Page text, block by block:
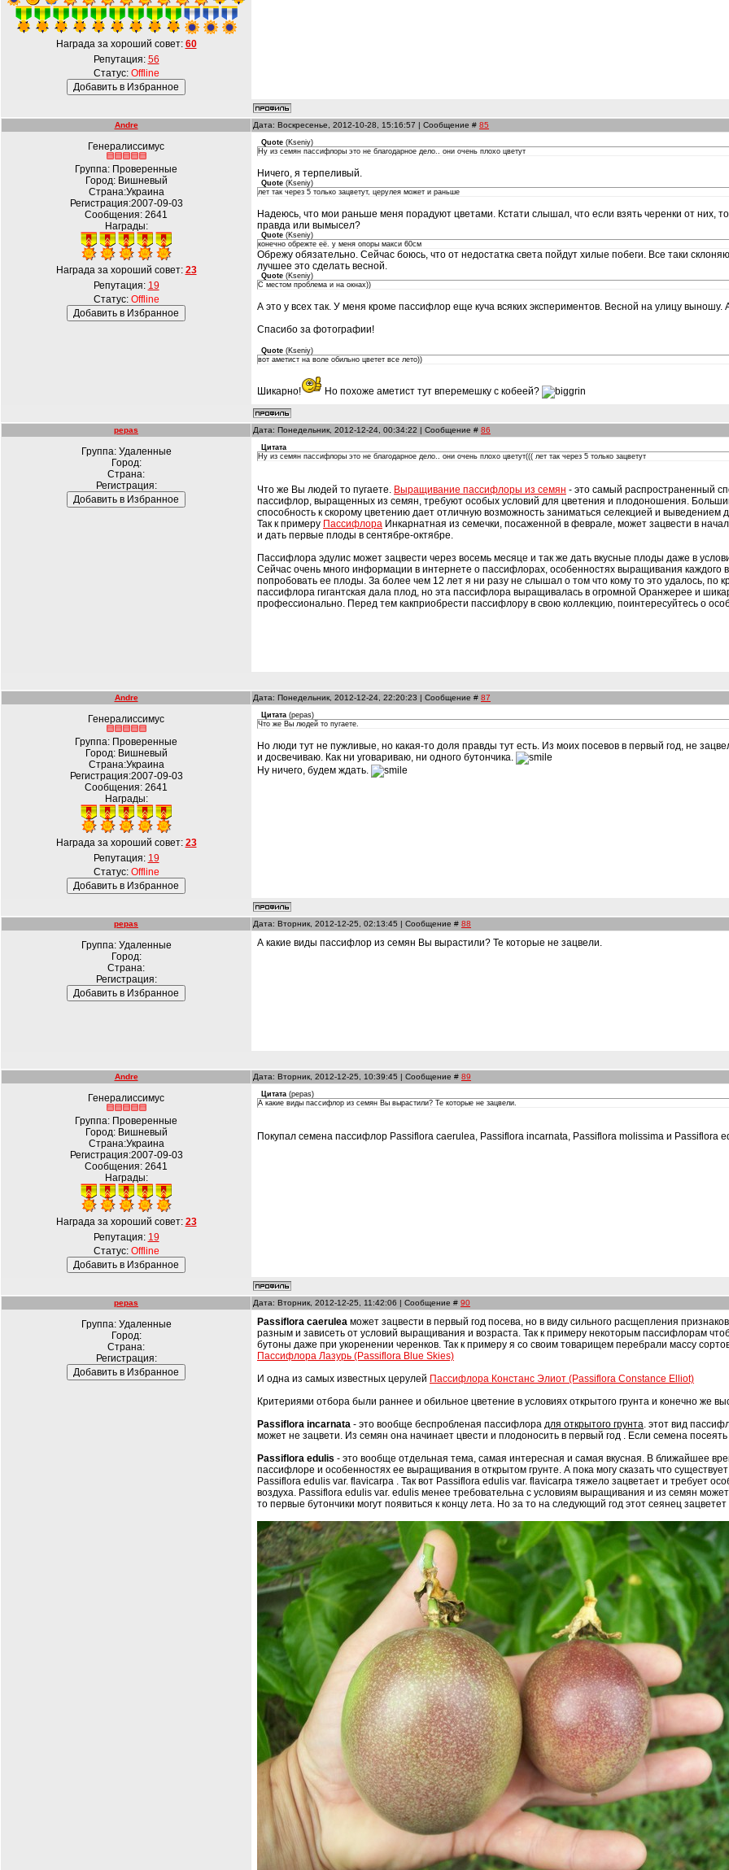
Награда за хороший совет: 60
Репутация: 56
Статус: Offline
Andre Дата: Воскресенье, 2012-10-28, 15:16:57 | Сообщение # 85
Генералиссимус
Группа: Проверенные
Город: Вишневый
Страна:Украина
Регистрация:2007-09-03
Сообщения: 2641
Награды:
Награда за хороший совет: 23
Репутация: 19
Статус: Offline
Quote (Kseniy)
Ну из семян пассифлоры это не благодарное дело.. они очень плохо цветут
Ничего, я терпеливый.
Quote (Kseniy)
лет так через 5 только зацветут, церулея может и раньше
Надеюсь, что мои раньше меня порадуют цветами. Кстати слышал, что если взять черенки от них,
правда или вымысел?
Quote (Kseniy)
конечно обрежте её. у меня опоры макси 60см
Обрежу обязательно. Сейчас боюсь, что от недостатка света пойдут хилые побеги. Все таки
лучшее это сделать весной.
Quote (Kseniy)
С местом проблема и на окнах))
А это у всех так. У меня кроме пассифлор еще куча всяких экспериментов. Весной на улицу выношу.
Спасибо за фотографии!
Quote (Kseniy)
вот аметист на воле обильно цветет все лето))
Шикарно! Но похоже аметист тут вперемешку с кобеей?
pepas Дата: Понедельник, 2012-12-24, 00:34:22 | Сообщение # 86
Группа: Удаленные
Город:
Страна:
Регистрация:
Цитата
Ну из семян пассифлоры это не благодарное дело.. они очень плохо цветут((( лет так через 5 только зацветут
Что же Вы людей то пугаете. Выращивание пассифлоры из семян - это самый распространенный
пассифлор, выращенных из семян, требуют особых условий для цветения и плодоношения.
способность к скорому цветению дает отличную возможность заниматься селекцией и
Так к примеру Пассифлора Инкарнатная из семечки, посаженной в феврале, может зацвести в
и дать первые плоды в сентябре-октябре.
Пассифлора эдулис может зацвести через восемь месяце и так же дать вкусные плоды даже в
Сейчас очень много информации в интернете о пассифлорах, особенностях выращивания каждого
попробовать ее плоды. За более чем 12 лет я ни разу не слышал о том что кому то это удалось, по
пассифлора гигантская дала плод, но эта пассифлора выращивалась в огромной Оранжерее и
профессионально. Перед тем какприобрести пассифлору в свою коллекцию, поинтересуйтесь о
Andre Дата: Понедельник, 2012-12-24, 22:20:23 | Сообщение # 87
Генералиссимус
Группа: Проверенные
Город: Вишневый
Страна:Украина
Регистрация:2007-09-03
Сообщения: 2641
Награды:
Награда за хороший совет: 23
Репутация: 19
Статус: Offline
Цитата (pepas)
Что же Вы людей то пугаете.
Но люди тут не пужливые, но какая-то доля правды тут есть. Из моих посевов в первый год, не
и досвечиваю. Как ни уговариваю, ни одного бутончика.
Ну ничего, будем ждать.
pepas Дата: Вторник, 2012-12-25, 02:13:45 | Сообщение # 88
Группа: Удаленные
Город:
Страна:
Регистрация:
А какие виды пассифлор из семян Вы вырастили? Те которые не зацвели.
Andre Дата: Вторник, 2012-12-25, 10:39:45 | Сообщение # 89
Генералиссимус
Группа: Проверенные
Город: Вишневый
Страна:Украина
Регистрация:2007-09-03
Сообщения: 2641
Награды:
Награда за хороший совет: 23
Репутация: 19
Статус: Offline
Цитата (pepas)
А какие виды пассифлор из семян Вы вырастили? Те которые не зацвели.
Покупал семена пассифлор Passiflora caerulea, Passiflora incarnata, Passiflora molissima и Passiflora
pepas Дата: Вторник, 2012-12-25, 11:42:06 | Сообщение # 90
Группа: Удаленные
Город:
Страна:
Регистрация:
Passiflora caerulea может зацвести в первый год посева, но в виду сильного расщепления
разным и зависеть от условий выращивания и возраста. Так к примеру некоторым пассифлорам
бутоны даже при укоренении черенков. Так к примеру я со своим товарищем перебрали массу
Пассифлора Лазурь (Passiflora Blue Skies)
И одна из самых известных церулей Пассифлора Констанс Элиот (Passiflora Constance Elliot)
Критериями отбора были раннее и обильное цветение в условиях открытого грунта и конечно же
Passiflora incarnata - это вообще беспробленая пассифлора для открытого грунта. этот вид
может не зацвети. Из семян она начинает цвести и плодоносить в первый год . Если семена
Passiflora edulis - это вообще отдельная тема, самая интересная и самая вкусная. В ближайшее
пассифлоре и особенностях ее выращивания в открытом грунте. А пока могу сказать что
Passiflora edulis var. flavicarpa . Так вот Passiflora edulis var. flavicarpa тяжело зацветает и требует
воздуха. Passiflora edulis var. edulis менее требовательна с условиям выращивания и из семян
то первые бутончики могут появиться к концу лета. Но за то на следующий год этот сеянец